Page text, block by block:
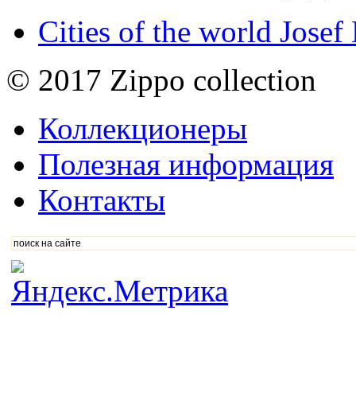
Cities of the world Josef
© 2017 Zippo collection
Коллекционеры
Полезная информация
Контакты